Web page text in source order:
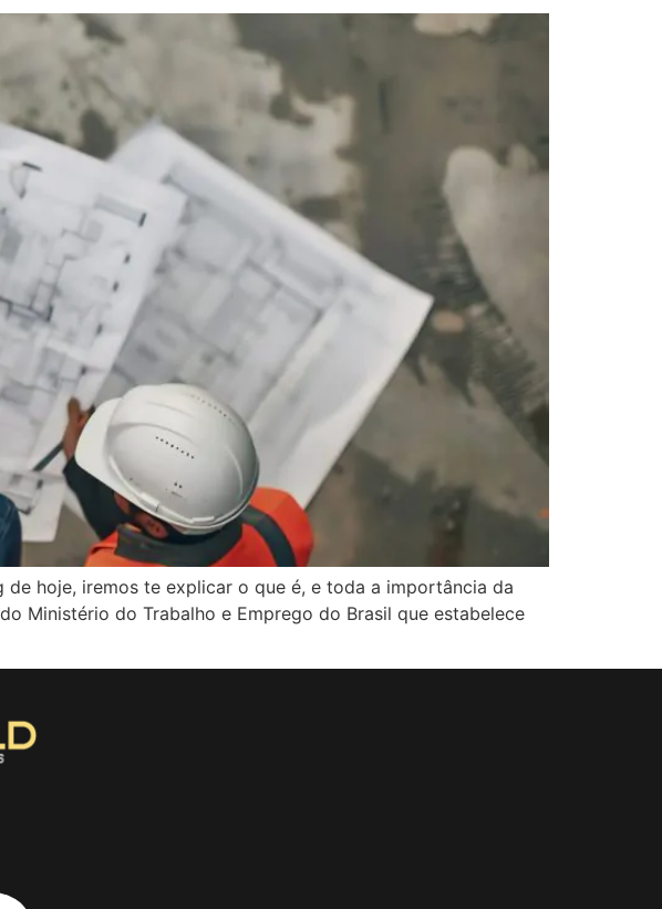
hoje, iremos te explicar o que é, e toda a importância da
Ministério do Trabalho e Emprego do Brasil que estabelece